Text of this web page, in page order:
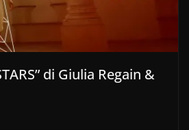
di Giulia Regain &